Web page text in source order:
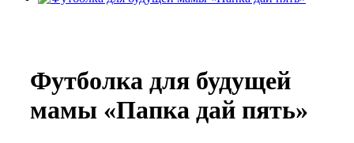
Футболка для будущей
мамы «Папка дай пять»